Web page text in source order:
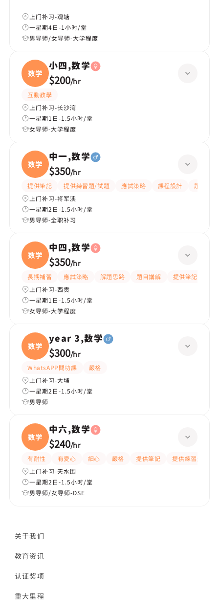
上门补习-观塘
一星期4日-1小时/堂
男导师/女导师-大学程度
数学
小四,数学
$200/hr
互動教學
上门补习-长沙湾
一星期1日-1.5小时/堂
女导师-大学程度
数学
中一,数学
$350/hr
提供筆記 提供練習題/試題 應試策略 課程設計
題目講解
上门补习-将军澳
一星期2日-1.5小时/堂
男导师-全职补习
数学
中四,数学
$350/hr
長期補習 應試策略 解題思路 題目講解 提供筆記
上门补习-西贡
一星期1日-1.5小时/堂
女导师-大学程度
数学
year 3,数学
$300/hr
WhatsAPP問功課
嚴格
上门补习-大埔
一星期2日-1.5小时/堂
男导师
数学
中六,数学
$240/hr
有耐性 有愛心 細心 嚴格 提供筆記
提供練習題/試題
上门补习-天水围
一星期2日-1.5小时/堂
男导师/女导师-DSE
关于我们
教育资讯
认证奖项
重大里程